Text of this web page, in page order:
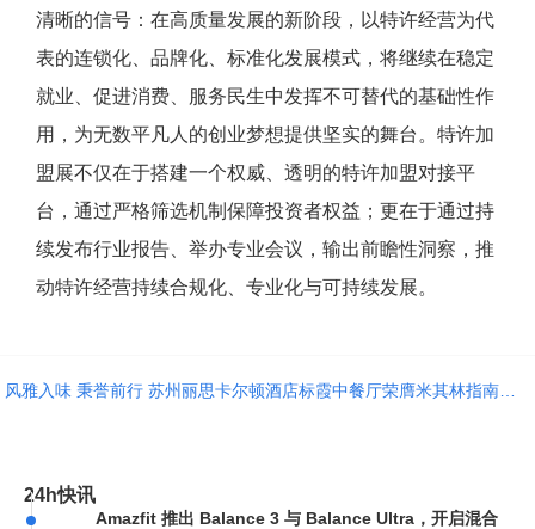
清晰的信号：在高质量发展的新阶段，以特许经营为代
表的连锁化、品牌化、标准化发展模式，将继续在稳定
就业、促进消费、服务民生中发挥不可替代的基础性作
用，为无数平凡人的创业梦想提供坚实的舞台。特许加
盟展不仅在于搭建一个权威、透明的特许加盟对接平
台，通过严格筛选机制保障投资者权益；更在于通过持
续发布行业报告、举办专业会议，输出前瞻性洞察，推
动特许经营持续合规化、专业化与可持续发展。
风雅入味 秉誉前行 苏州丽思卡尔顿酒店标霞中餐厅荣膺米其林指南入选餐厅
24h快讯
Amazfit 推出 Balance 3 与 Balance Ultra，开启混合